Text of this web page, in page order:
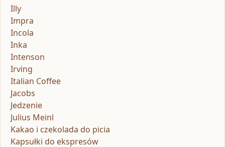
Illy
Impra
Incola
Inka
Intenson
Irving
Italian Coffee
Jacobs
Jedzenie
Julius Meinl
Kakao i czekolada do picia
Kapsułki do ekspresów